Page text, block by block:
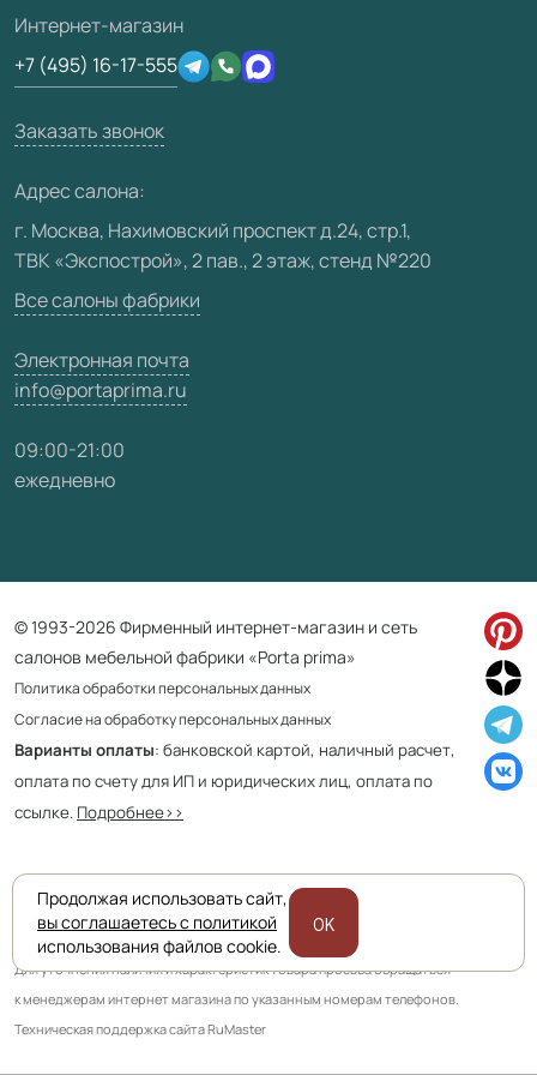
Отзывы клиентов
Техническая информация
Юридическая информация
3D-модели
Сертификаты
Производство
Вакансии
Карта сайта
Интернет-магазин
+7 (495) 16-17-555
Заказать звонок
Адрес салона:
г. Москва, Нахимовский проспект д.24, стр.1,
ТВК «Экспострой», 2 пав., 2 этаж, стенд №220
Все салоны фабрики
Электронная почта
info@portaprima.ru
09:00-21:00
ежедневно
© 1993-2026 Фирменный интернет-магазин и сеть
салонов мебельной фабрики «Porta prima»
Политика обработки персональных данных
Согласие на обработку персональных данных
Варианты оплаты: банковской картой, наличный расчет,
оплата по счету для ИП и юридических лиц, оплата по
ссылке. Подробнее>>
Приведенная на сайте информация не является публичной офертой
и носит информационно ознакомительный характер.
Для уточнения наличия и характеристик товара просьба обращаться
к менеджерам интернет магазина по указанным номерам телефонов.
Техническая поддержка сайта RuMaster
Продолжая использовать сайт,
вы соглашаетесь с политикой
использования файлов cookie.
OK